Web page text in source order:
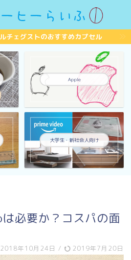
チェグストのおすすめカプセル
Apple
大学生・新社会人向け
必要か？コスパの面
2018年10月24日 / 2019年7月20日